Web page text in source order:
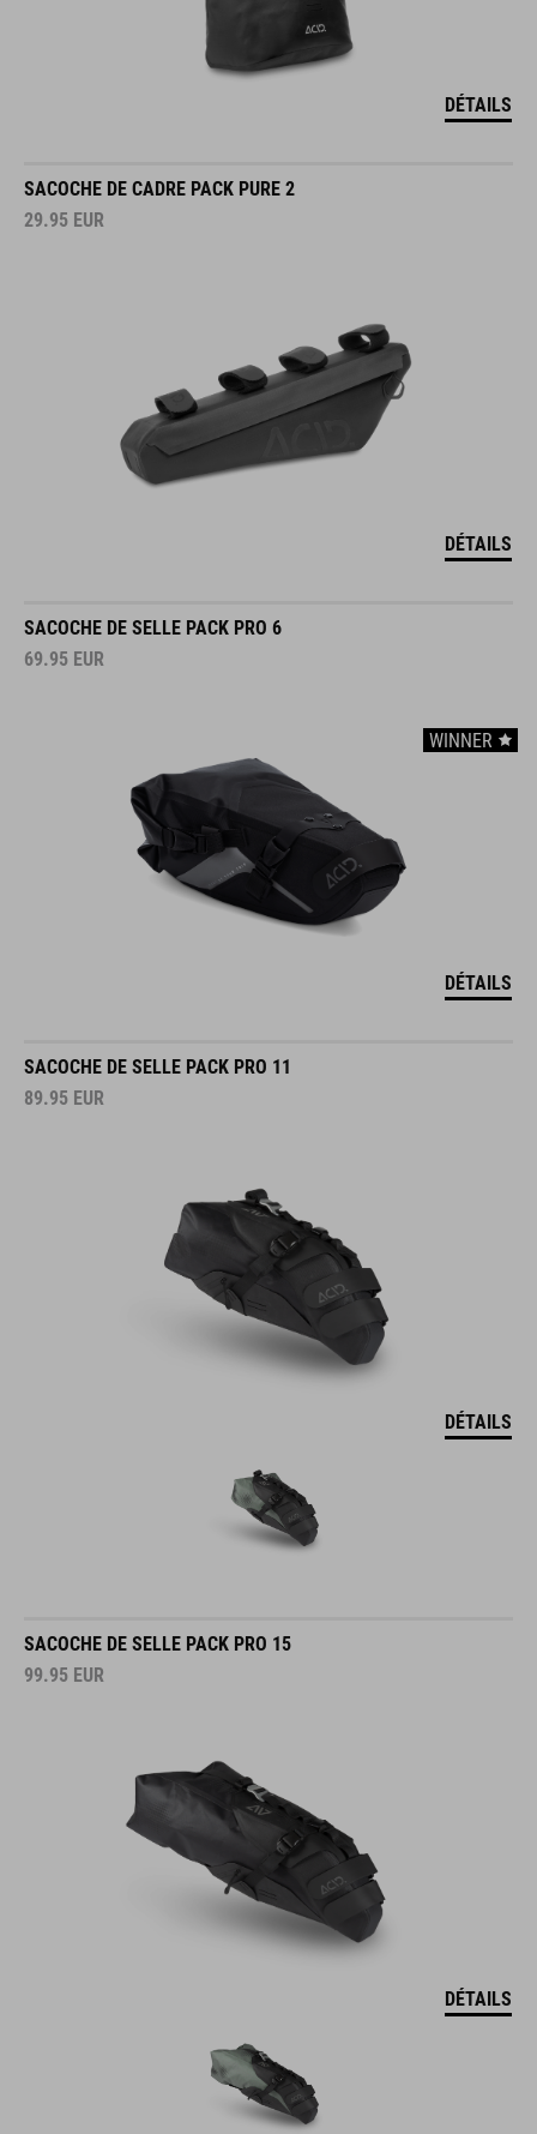
DÉTAILS
SACOCHE DE CADRE PACK PURE 2
29.95 EUR
DÉTAILS
SACOCHE DE SELLE PACK PRO 6
69.95 EUR
WINNER
DÉTAILS
SACOCHE DE SELLE PACK PRO 11
89.95 EUR
DÉTAILS
SACOCHE DE SELLE PACK PRO 15
99.95 EUR
DÉTAILS